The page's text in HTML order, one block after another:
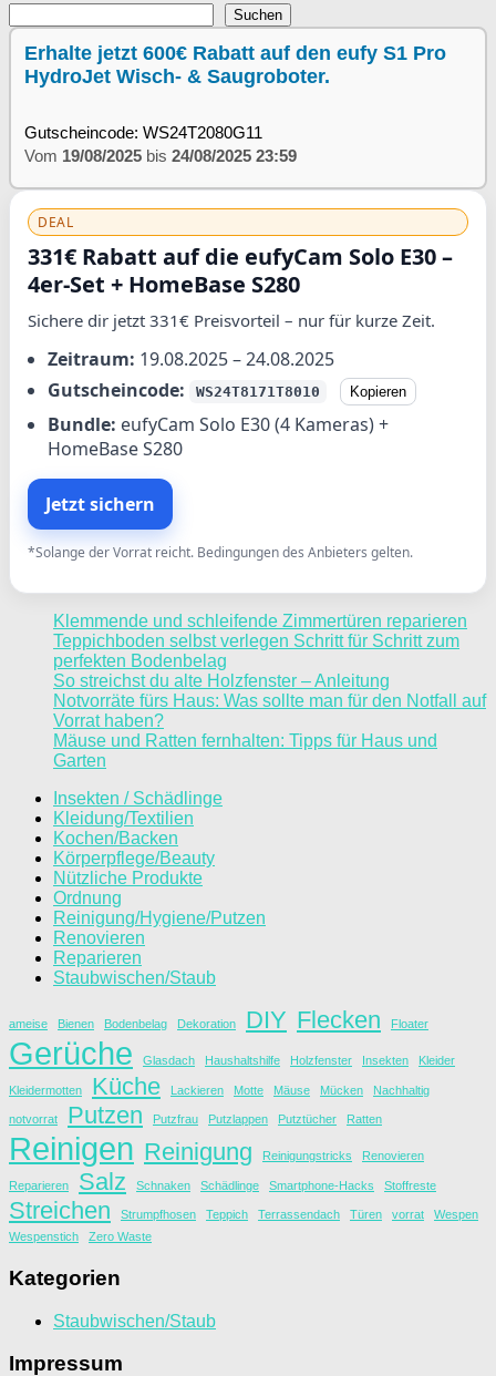
Suchen
Erhalte jetzt 600€ Rabatt auf den eufy S1 Pro
HydroJet Wisch- & Saugroboter.
Gutscheincode: WS24T2080G11
Vom 19/08/2025 bis 24/08/2025 23:59
DEAL
331€ Rabatt auf die eufyCam Solo E30 –
4er-Set + HomeBase S280
Sichere dir jetzt 331€ Preisvorteil – nur für kurze Zeit.
Zeitraum: 19.08.2025 – 24.08.2025
Gutscheincode:
WS24T8171T8010 Kopieren
Bundle: eufyCam Solo E30 (4 Kameras) +
HomeBase S280
Jetzt sichern
*Solange der Vorrat reicht. Bedingungen des Anbieters gelten.
Klemmende und schleifende Zimmertüren reparieren
Teppichboden selbst verlegen Schritt für Schritt zum
perfekten Bodenbelag
So streichst du alte Holzfenster – Anleitung
Notvorräte fürs Haus: Was sollte man für den Notfall auf
Vorrat haben?
Mäuse und Ratten fernhalten: Tipps für Haus und
Garten
Insekten / Schädlinge
Kleidung/Textilien
Kochen/Backen
Körperpflege/Beauty
Nützliche Produkte
Ordnung
Reinigung/Hygiene/Putzen
Renovieren
Reparieren
Staubwischen/Staub
ameise Bienen Bodenbelag Dekoration DIY Flecken Floater
Gerüche Glasdach Haushaltshilfe Holzfenster Insekten Kleider
Kleidermotten Küche Lackieren Motte Mäuse Mücken Nachhaltig
notvorrat Putzen Putzfrau Putzlappen Putztücher Ratten
Reinigen Reinigung Reinigungstricks Renovieren
Reparieren Salz Schnaken Schädlinge Smartphone-Hacks Stoffreste
Streichen Strumpfhosen Teppich Terrassendach Türen vorrat
Wespen
Wespenstich
Zero Waste
Kategorien
Staubwischen/Staub
Impressum